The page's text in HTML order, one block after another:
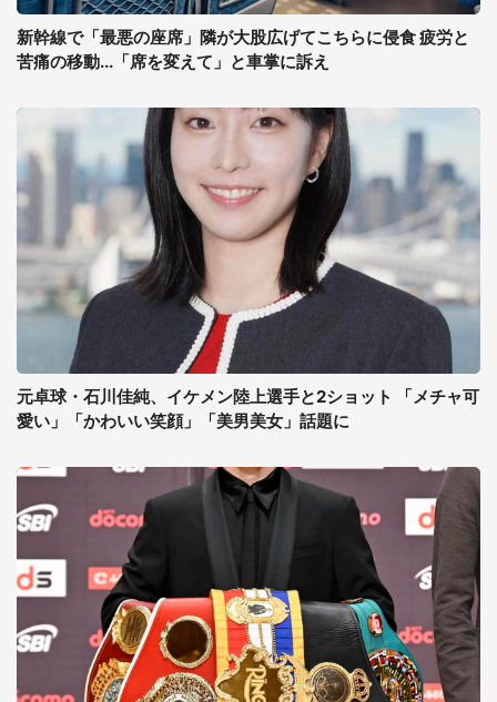
新幹線で「最悪の座席」隣が大股広げてこちらに侵食 疲労と
苦痛の移動...「席を変えて」と車掌に訴え
元卓球・石川佳純、イケメン陸上選手と2ショット 「メチャ可
愛い」「かわいい笑顔」「美男美女」話題に